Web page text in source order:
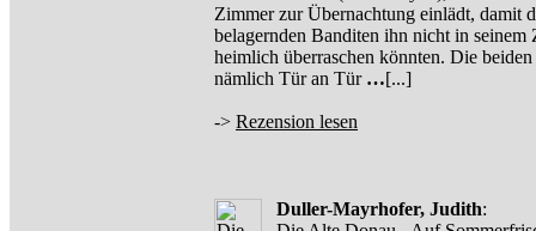
Zimmer zur Übernachtung einlädt, damit
belagernden Banditen ihn nicht in seinem
heimlich überraschen könnten. Die
nämlich Tür an Tür …[...]
-> Rezension lesen
Duller-Mayrhofer, Judith: